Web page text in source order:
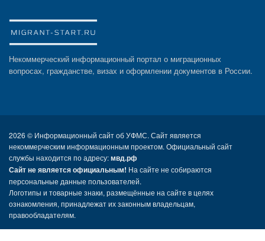
Некоммерческий информационный портал о миграционных
вопросах, гражданстве, визах и оформлении документов в России.
2026 © Информационный сайт об УФМС. Сайт является
некоммерческим информационным проектом. Официальный сайт
службы находится по адресу:мвд.рф
Сайт не является официальным! На сайте не собираются
персональные данные пользователей.
Логотипы и товарные знаки, размещённые на сайте в целях
ознакомления, принадлежат их законным владельцам,
правообладателям.